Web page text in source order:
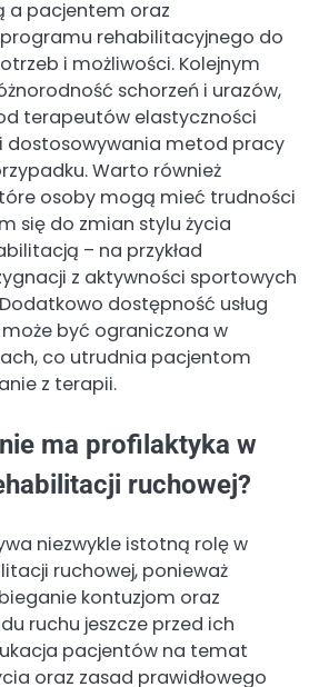
a pacjentem oraz
rehabilitacyjnego do
i możliwości. Kolejnym
schorzeń i urazów,
terapeutów elastyczności
dostosowywania metod pracy
Warto również
osoby mogą mieć trudności
się do zmian stylu życia
– na przykład
z aktywności sportowych
dostępność usług
być ograniczona w
co utrudnia pacjentom
z terapii.
ma profilaktyka w
ruchowej?
niezwykle istotną rolę w
ruchowej, ponieważ
kontuzjom oraz
ruchu jeszcze przed ich
pacjentów na temat
oraz zasad prawidłowego